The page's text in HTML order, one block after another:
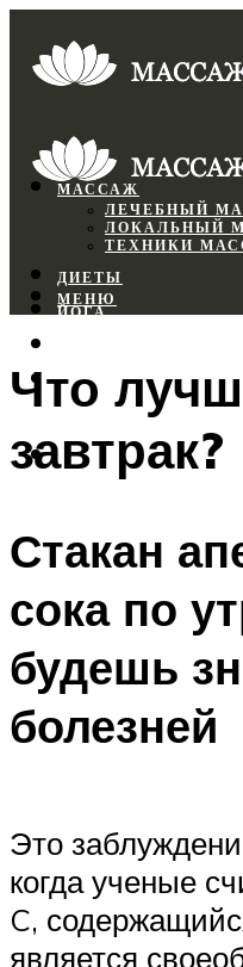
МАССАЖ
ЛЕЧЕБНЫЙ
ЛОКАЛЬНЫЙ
ТЕХНИКИ
ДИЕТЫ
ЙОГА
ФИТНЕС
МЕНЮ
МЕНЮ
Что
завтрак?
Стакан
сока по
будешь
болезней
Это
когда ученые
C,
является